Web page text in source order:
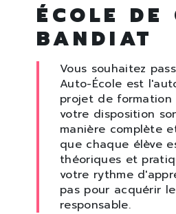
ÉCOLE
BANDIAT
Vous souhaitez
Auto-École est
projet de
votre disposition
manière complète
que chaque élève
théoriques et
votre rythme
pas pour acquérir
responsable.